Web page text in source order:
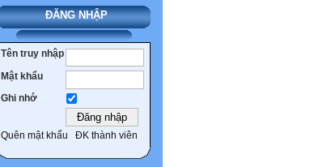
ĐĂNG NHẬP
Tên truy nhập
Mật khẩu
Ghi nhớ
Quên mật khẩu ĐK thành viên